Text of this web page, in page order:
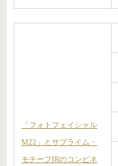
「フォトフェイシャル
M22」とサブライム・
モチーフIRのコンビネ